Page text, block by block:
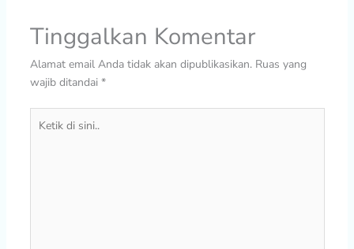
Tinggalkan Komentar
Alamat email Anda tidak akan dipublikasikan. Ruas yang
wajib ditandai *